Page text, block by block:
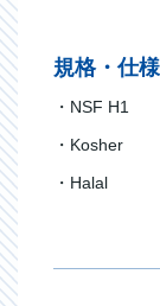
規格・仕様
・NSF H1
・Kosher
・Halal